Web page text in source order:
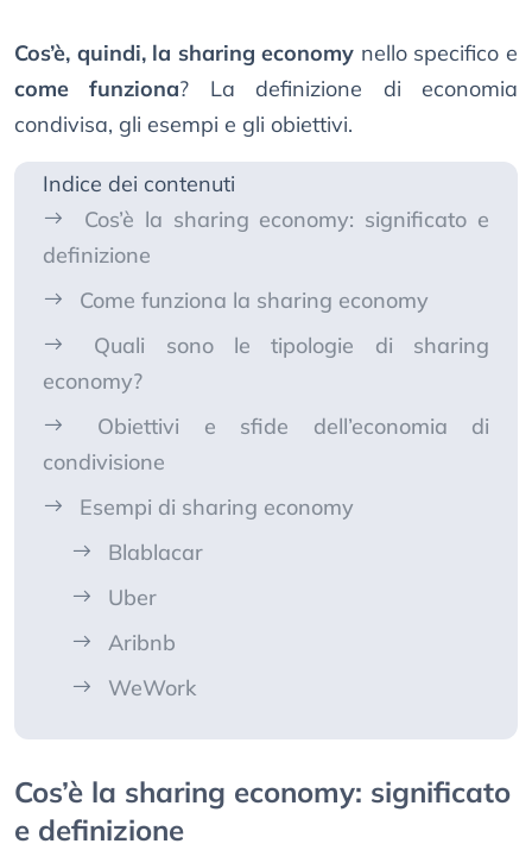
Cos’è, quindi, la sharing economy nello specifico e
come funziona? La definizione di economia
condivisa, gli esempi e gli obiettivi.
Indice dei contenuti
Cos’è la sharing economy: significato e
definizione
Come funziona la sharing economy
Quali sono le tipologie di sharing
economy?
Obiettivi e sfide dell’economia di
condivisione
Esempi di sharing economy
Blablacar
Uber
Aribnb
WeWork
Cos’è la sharing economy: significato
e definizione